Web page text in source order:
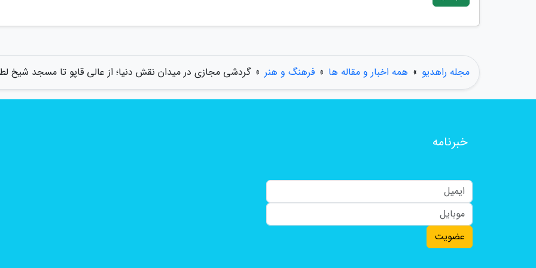
مجله راهدیو » همه اخبار و مقاله ها » فرهنگ و هنر » گردشی مجازی در میدان نقش دنیا؛ از عالی قاپو تا مسجد شیخ
خبرنامه
عضویت